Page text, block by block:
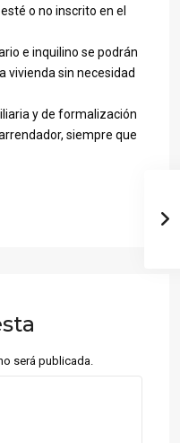
o no inscrito en el
e inquilino se podrán
vivienda sin necesidad
y de formalización
siempre que
será publicada.